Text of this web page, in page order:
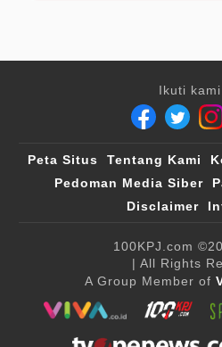
Ikuti
Peta Situs Tentang Kami
Pedoman Media Siber
Disclaimer
100KPJ.com
| All Rights
A Group Member of